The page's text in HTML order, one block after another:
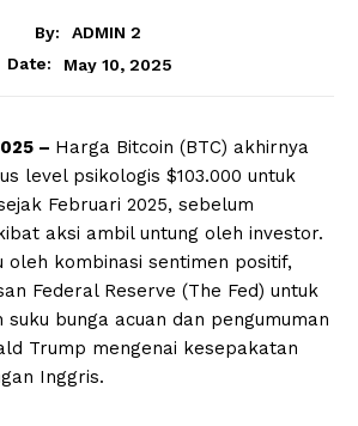
By:
ADMIN 2
Date:
May 10, 2025
– Harga Bitcoin (BTC) akhirnya
level psikologis $103.000 untuk
Februari 2025, sebelum
aksi ambil untung oleh investor.
oleh kombinasi sentimen positif,
Federal Reserve (The Fed) untuk
bunga acuan dan pengumuman
Trump mengenai kesepakatan
Inggris.